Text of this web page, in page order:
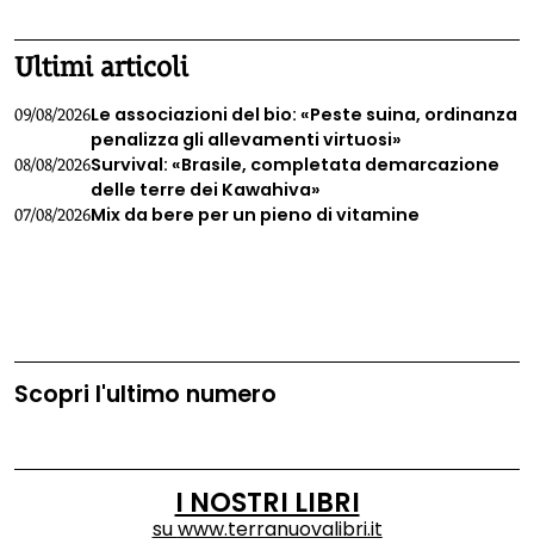
Ultimi articoli
09/08/2026Le associazioni del bio: «Peste suina, ordinanza
penalizza gli allevamenti virtuosi»
08/08/2026Survival: «Brasile, completata demarcazione
delle terre dei Kawahiva»
07/08/2026Mix da bere per un pieno di vitamine
Scopri l'ultimo numero
I NOSTRI LIBRI
suwww.terranuovalibri.it